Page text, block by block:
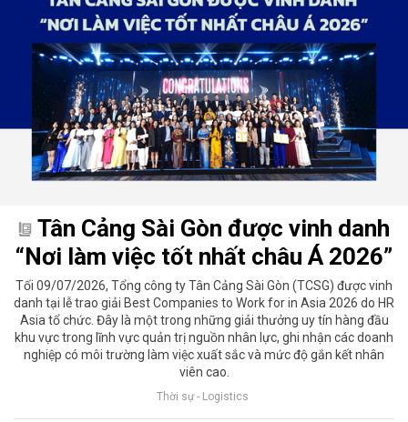
Tân Cảng Sài Gòn được vinh danh
“Nơi làm việc tốt nhất châu Á 2026”
Tối 09/07/2026, Tổng công ty Tân Cảng Sài Gòn (TCSG) được vinh
danh tại lễ trao giải Best Companies to Work for in Asia 2026 do HR
Asia tổ chức. Đây là một trong những giải thưởng uy tín hàng đầu
khu vực trong lĩnh vực quản trị nguồn nhân lực, ghi nhận các doanh
nghiệp có môi trường làm việc xuất sắc và mức độ gắn kết nhân
viên cao.
Thời sự - Logistics